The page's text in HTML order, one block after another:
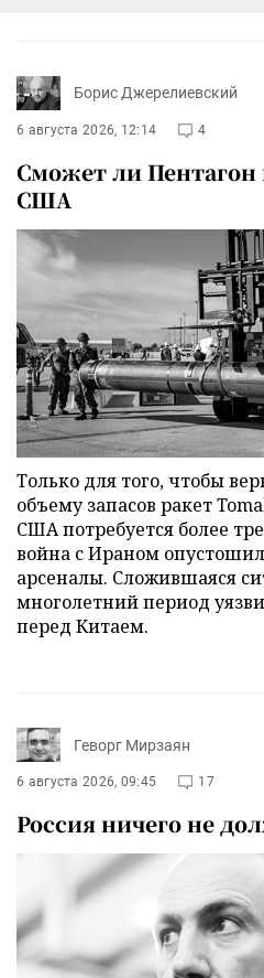
Борис Джерелиевский
6 августа 2026, 12:14 4
Сможет ли Пентагон
США
Только для того, чтобы
объему запасов ракет
США потребуется более
война с Ираном
арсеналы. Сложившаяся
многолетний период
перед Китаем.
Геворг Мирзаян
6 августа 2026, 09:45 17
Россия ничего не